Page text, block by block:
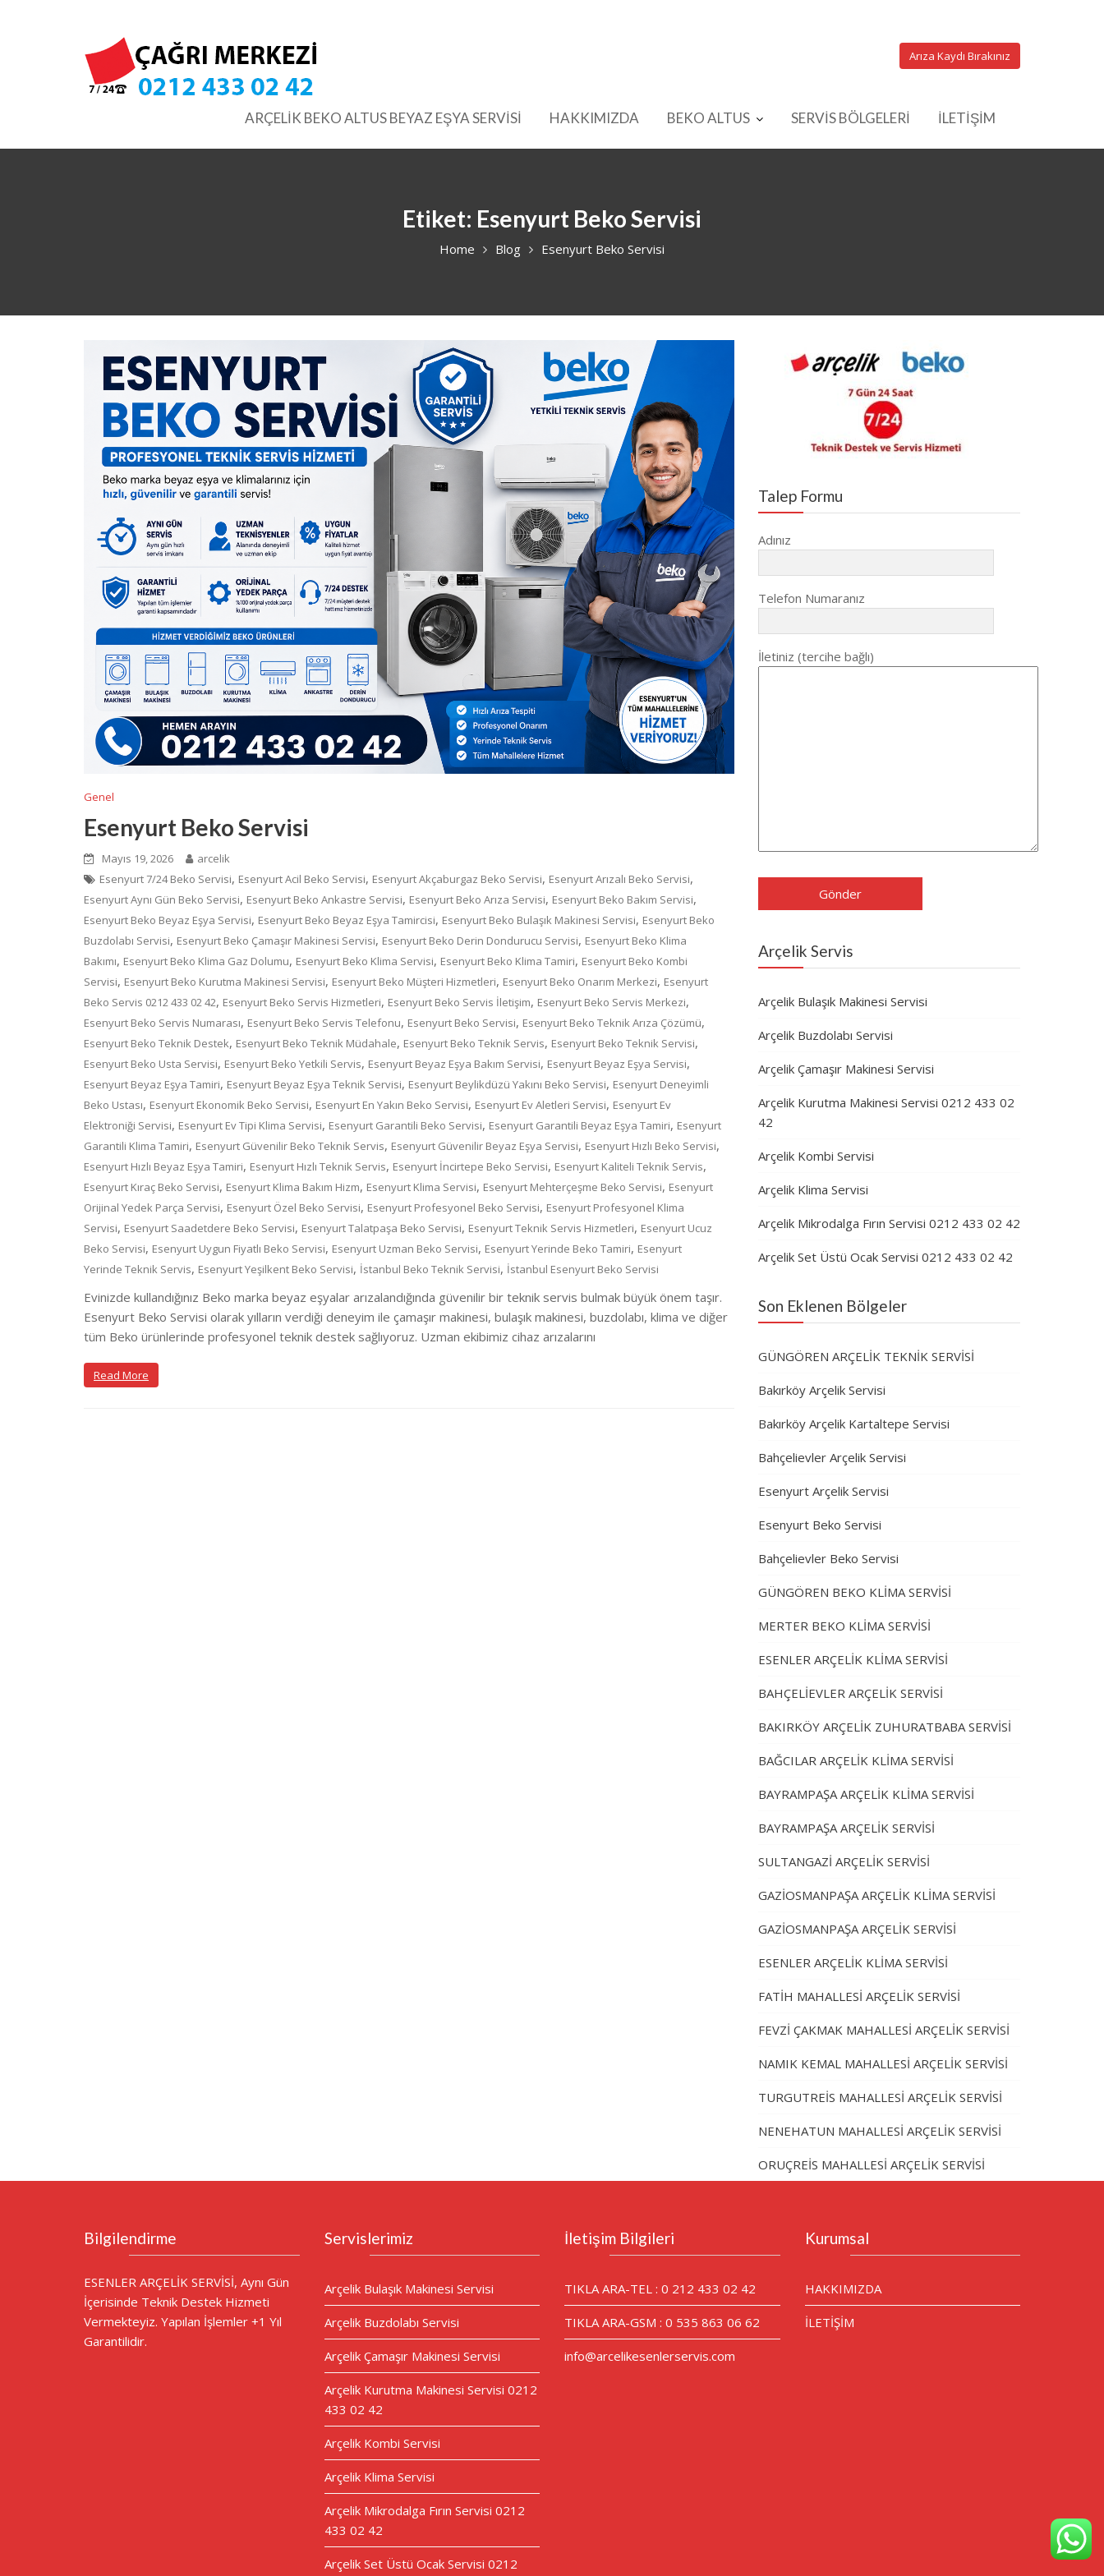
Arıza Kaydı Bırakınız
ARÇELİK BEKO ALTUS BEYAZ EŞYA SERVİSİ HAKKIMIZDA BEKO ALTUS SERVİS BÖLGELERİ İLETİŞİM
Etiket: Esenyurt Beko Servisi
Home Blog Esenyurt Beko Servisi
Genel
Esenyurt Beko Servisi
Mayıs 19, 2026
arcelik
Esenyurt 7/24 Beko Servisi, Esenyurt Acil Beko Servisi, Esenyurt Akçaburgaz Beko Servisi, Esenyurt Arızalı Beko Servisi,
Esenyurt Aynı Gün Beko Servisi, Esenyurt Beko Ankastre Servisi, Esenyurt Beko Arıza Servisi, Esenyurt Beko Bakım Servisi,
Esenyurt Beko Beyaz Eşya Servisi, Esenyurt Beko Beyaz Eşya Tamircisi, Esenyurt Beko Bulaşık Makinesi Servisi, Esenyurt Beko
Buzdolabı Servisi, Esenyurt Beko Çamaşır Makinesi Servisi, Esenyurt Beko Derin Dondurucu Servisi, Esenyurt Beko Klima
Bakımı, Esenyurt Beko Klima Gaz Dolumu, Esenyurt Beko Klima Servisi, Esenyurt Beko Klima Tamiri, Esenyurt Beko Kombi
Servisi, Esenyurt Beko Kurutma Makinesi Servisi, Esenyurt Beko Müşteri Hizmetleri, Esenyurt Beko Onarım Merkezi, Esenyurt
Beko Servis 0212 433 02 42, Esenyurt Beko Servis Hizmetleri, Esenyurt Beko Servis İletişim, Esenyurt Beko Servis Merkezi,
Esenyurt Beko Servis Numarası, Esenyurt Beko Servis Telefonu, Esenyurt Beko Servisi, Esenyurt Beko Teknik Arıza Çözümü,
Esenyurt Beko Teknik Destek, Esenyurt Beko Teknik Müdahale, Esenyurt Beko Teknik Servis, Esenyurt Beko Teknik Servisi,
Esenyurt Beko Usta Servisi, Esenyurt Beko Yetkili Servis, Esenyurt Beyaz Eşya Bakım Servisi, Esenyurt Beyaz Eşya Servisi,
Esenyurt Beyaz Eşya Tamiri, Esenyurt Beyaz Eşya Teknik Servisi, Esenyurt Beylikdüzü Yakını Beko Servisi, Esenyurt Deneyimli
Beko Ustası, Esenyurt Ekonomik Beko Servisi, Esenyurt En Yakın Beko Servisi, Esenyurt Ev Aletleri Servisi, Esenyurt Ev
Elektroniği Servisi, Esenyurt Ev Tipi Klima Servisi, Esenyurt Garantili Beko Servisi, Esenyurt Garantili Beyaz Eşya Tamiri, Esenyurt
Garantili Klima Tamiri, Esenyurt Güvenilir Beko Teknik Servis, Esenyurt Güvenilir Beyaz Eşya Servisi, Esenyurt Hızlı Beko Servisi,
Esenyurt Hızlı Beyaz Eşya Tamiri, Esenyurt Hızlı Teknik Servis, Esenyurt İncirtepe Beko Servisi, Esenyurt Kaliteli Teknik Servis,
Esenyurt Kıraç Beko Servisi, Esenyurt Klima Bakım Hizm, Esenyurt Klima Servisi, Esenyurt Mehterçeşme Beko Servisi, Esenyurt
Orijinal Yedek Parça Servisi, Esenyurt Özel Beko Servisi, Esenyurt Profesyonel Beko Servisi, Esenyurt Profesyonel Klima
Servisi, Esenyurt Saadetdere Beko Servisi, Esenyurt Talatpaşa Beko Servisi, Esenyurt Teknik Servis Hizmetleri, Esenyurt Ucuz
Beko Servisi, Esenyurt Uygun Fiyatlı Beko Servisi, Esenyurt Uzman Beko Servisi, Esenyurt Yerinde Beko Tamiri, Esenyurt
Yerinde Teknik Servis, Esenyurt Yeşilkent Beko Servisi, İstanbul Beko Teknik Servisi, İstanbul Esenyurt Beko Servisi
Evinizde kullandığınız Beko marka beyaz eşyalar arızalandığında güvenilir bir teknik servis bulmak büyük önem taşır.
Esenyurt Beko Servisi olarak yılların verdiği deneyim ile çamaşır makinesi, bulaşık makinesi, buzdolabı, klima ve diğer
tüm Beko ürünlerinde profesyonel teknik destek sağlıyoruz. Uzman ekibimiz cihaz arızalarını
Read More
Talep Formu
Adınız
Telefon Numaranız
İletiniz (tercihe bağlı)
Arçelik Servis
Arçelik Bulaşık Makinesi Servisi
Arçelik Buzdolabı Servisi
Arçelik Çamaşır Makinesi Servisi
Arçelik Kurutma Makinesi Servisi 0212 433 02
42
Arçelik Kombi Servisi
Arçelik Klima Servisi
Arçelik Mikrodalga Fırın Servisi 0212 433 02 42
Arçelik Set Üstü Ocak Servisi 0212 433 02 42
Son Eklenen Bölgeler
GÜNGÖREN ARÇELİK TEKNİK SERVİSİ
Bakırköy Arçelik Servisi
Bakırköy Arçelik Kartaltepe Servisi
Bahçelievler Arçelik Servisi
Esenyurt Arçelik Servisi
Esenyurt Beko Servisi
Bahçelievler Beko Servisi
GÜNGÖREN BEKO KLİMA SERVİSİ
MERTER BEKO KLİMA SERVİSİ
ESENLER ARÇELİK KLİMA SERVİSİ
BAHÇELİEVLER ARÇELİK SERVİSİ
BAKIRKÖY ARÇELİK ZUHURATBABA SERVİSİ
BAĞCILAR ARÇELİK KLİMA SERVİSİ
BAYRAMPAŞA ARÇELİK KLİMA SERVİSİ
BAYRAMPAŞA ARÇELİK SERVİSİ
SULTANGAZİ ARÇELİK SERVİSİ
GAZİOSMANPAŞA ARÇELİK KLİMA SERVİSİ
GAZİOSMANPAŞA ARÇELİK SERVİSİ
ESENLER ARÇELİK KLİMA SERVİSİ
FATİH MAHALLESİ ARÇELİK SERVİSİ
FEVZİ ÇAKMAK MAHALLESİ ARÇELİK SERVİSİ
NAMIK KEMAL MAHALLESİ ARÇELİK SERVİSİ
TURGUTREİS MAHALLESİ ARÇELİK SERVİSİ
NENEHATUN MAHALLESİ ARÇELİK SERVİSİ
ORUÇREİS MAHALLESİ ARÇELİK SERVİSİ
Bilgilendirme
ESENLER ARÇELİK SERVİSİ, Aynı Gün
İçerisinde Teknik Destek Hizmeti
Vermekteyiz. Yapılan İşlemler +1 Yıl
Garantilidir.
Servislerimiz
Arçelik Bulaşık Makinesi Servisi
Arçelik Buzdolabı Servisi
Arçelik Çamaşır Makinesi Servisi
Arçelik Kurutma Makinesi Servisi 0212
433 02 42
Arçelik Kombi Servisi
Arçelik Klima Servisi
Arçelik Mikrodalga Fırın Servisi 0212
433 02 42
Arçelik Set Üstü Ocak Servisi 0212
İletişim Bilgileri
TIKLA ARA-TEL : 0 212 433 02 42
TIKLA ARA-GSM : 0 535 863 06 62
info@arcelikesenlerservis.com
Kurumsal
HAKKIMIZDA
İLETİŞİM